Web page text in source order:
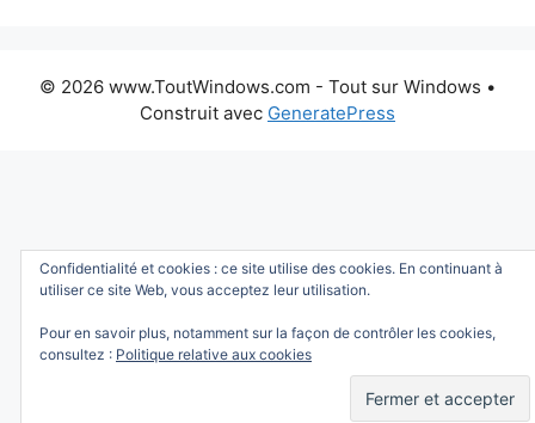
© 2026 www.ToutWindows.com - Tout sur Windows •
Construit avec GeneratePress
Confidentialité et cookies : ce site utilise des cookies. En continuant à
utiliser ce site Web, vous acceptez leur utilisation.
Pour en savoir plus, notamment sur la façon de contrôler les cookies,
consultez : Politique relative aux cookies